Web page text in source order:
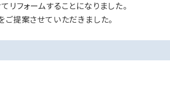
フォームすることになりました。
提案させていただきました。